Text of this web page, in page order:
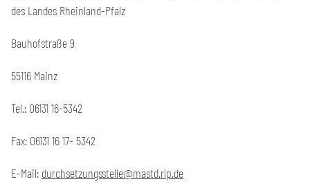
des Landes Rheinland-Pfalz
Bauhofstraße 9
55116 Mainz
Tel.: 06131 16-5342
Fax: 06131 16 17- 5342
E-Mail: durchsetzungsstelle@mastd.rlp.de